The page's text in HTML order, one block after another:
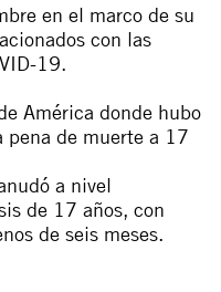
en el marco de su
con las
19.
América donde hubo
pena de muerte a 17
a nivel
de 17 años, con
de seis meses.